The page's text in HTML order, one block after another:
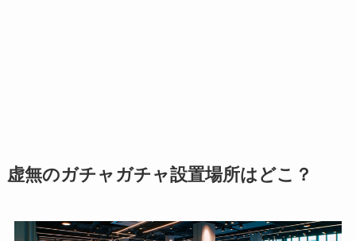
虚無のガチャガチャ設置場所はどこ？